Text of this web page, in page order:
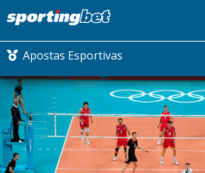
Apostas Esportivas
CONMEBOL LIBERTADORES
FUTEBOL NACIONAL